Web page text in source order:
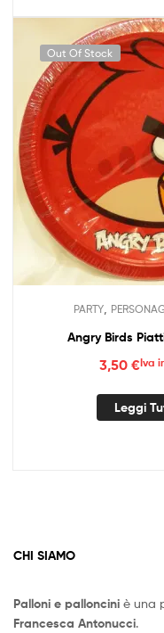
Out Of Stock
PARTY,
Angry Birds
3,50 €Iva
Leggi
CHI SIAMO
Palloni e palloncini è una
Francesca Antonucci.